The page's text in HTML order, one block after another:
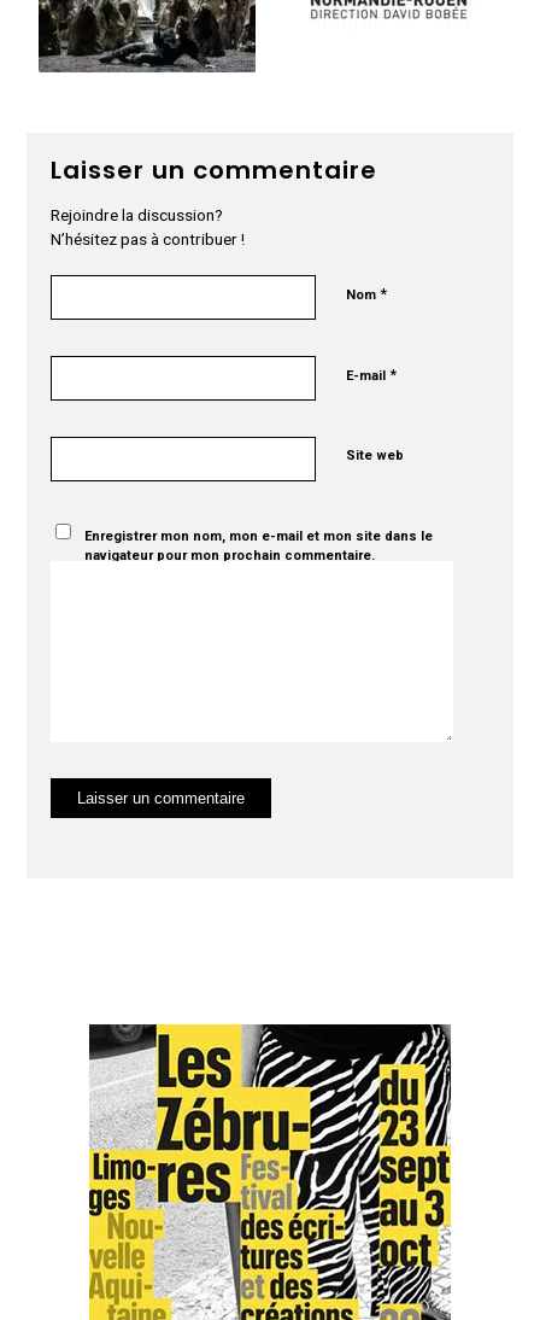
Laisser un commentaire
Rejoindre la discussion?
N’hésitez pas à contribuer !
Nom*
E-mail*
Site web
Enregistrer mon nom, mon e-mail et mon site dans le
navigateur pour mon prochain commentaire.